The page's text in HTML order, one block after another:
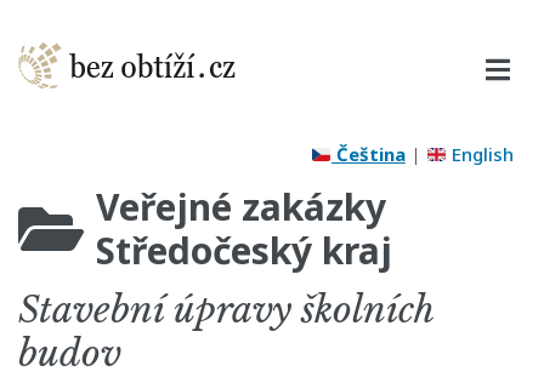
Čeština| English
Veřejné zakázky
Středočeský kraj
Stavební úpravy školních
budov